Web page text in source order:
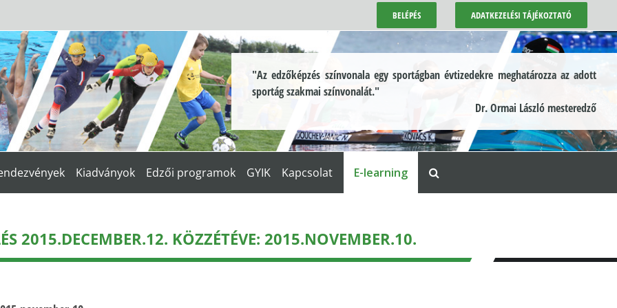
BELÉPÉS ADATKEZELÉSI TÁJÉKOZTATÓ
"Az edzőképzés színvonala egy sportágban évtizedekre meghatározza az adott
sportág szakmai színvonalát."
Dr. Ormai László mesteredző
Kiadványok Edzői programok GYIK Kapcsolat E-learning
2015.DECEMBER.12. KÖZZÉTÉVE: 2015.NOVEMBER.10.